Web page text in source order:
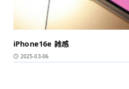
iPhone16e 雑感
2025-03-06